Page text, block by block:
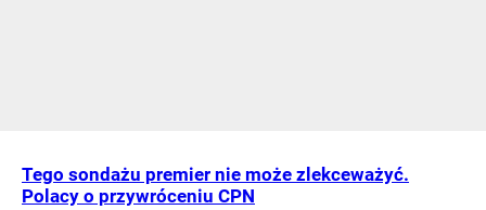
Tego sondażu premier nie może zlekceważyć.
Polacy o przywróceniu CPN